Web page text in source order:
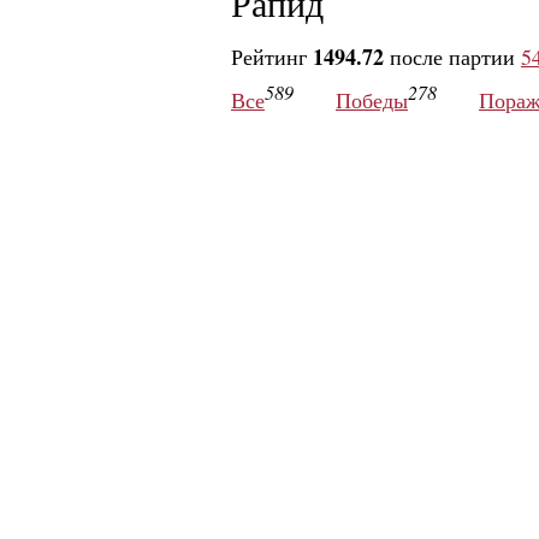
Рейтинг 1494.72 после партии
Все589 Победы278